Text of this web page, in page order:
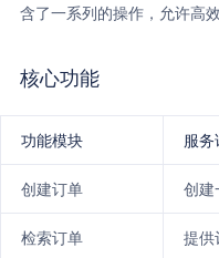
含了一系列的操作，允许高
核心功能
功能模块 服
创建订单 创建
检索订单 提供